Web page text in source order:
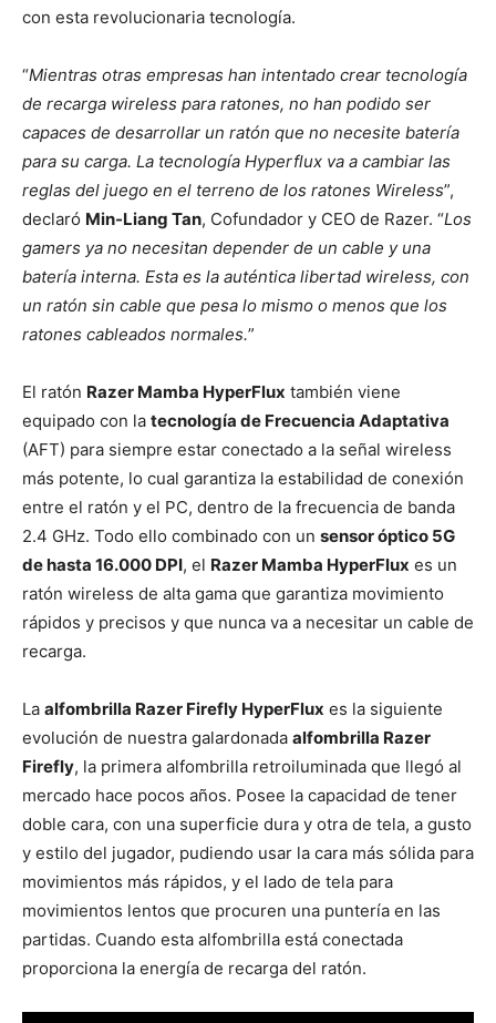
con esta revolucionaria tecnología.
“Mientras otras empresas han intentado crear tecnología
de recarga wireless para ratones, no han podido ser
capaces de desarrollar un ratón que no necesite batería
para su carga. La tecnología Hyperflux va a cambiar las
reglas del juego en el terreno de los ratones Wireless”,
declaró Min-Liang Tan, Cofundador y CEO de Razer. “Los
gamers ya no necesitan depender de un cable y una
batería interna. Esta es la auténtica libertad wireless, con
un ratón sin cable que pesa lo mismo o menos que los
ratones cableados normales.”
El ratón Razer Mamba HyperFlux también viene
equipado con la tecnología de Frecuencia Adaptativa
(AFT) para siempre estar conectado a la señal wireless
más potente, lo cual garantiza la estabilidad de conexión
entre el ratón y el PC, dentro de la frecuencia de banda
2.4 GHz. Todo ello combinado con un sensor óptico 5G
de hasta 16.000 DPI, el Razer Mamba HyperFlux es un
ratón wireless de alta gama que garantiza movimiento
rápidos y precisos y que nunca va a necesitar un cable de
recarga.
La alfombrilla Razer Firefly HyperFlux es la siguiente
evolución de nuestra galardonada alfombrilla Razer
Firefly, la primera alfombrilla retroiluminada que llegó al
mercado hace pocos años. Posee la capacidad de tener
doble cara, con una superficie dura y otra de tela, a gusto
y estilo del jugador, pudiendo usar la cara más sólida para
movimientos más rápidos, y el lado de tela para
movimientos lentos que procuren una puntería en las
partidas. Cuando esta alfombrilla está conectada
proporciona la energía de recarga del ratón.